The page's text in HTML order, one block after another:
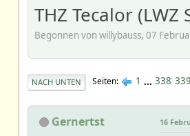
THZ Tecalor
Begonnen von willybauss, 07
NACH UNTEN Seiten 1 ... 338 339
Gernertst 16